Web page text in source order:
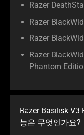
Razer
Razer
Razer
Razer
Phantom
Razer Basilisk V3
능은 무엇인가요?